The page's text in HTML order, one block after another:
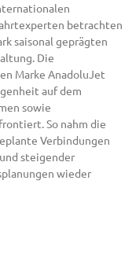
betrachten
saisonal geprägten
Die
Marke AnadoluJet
auf dem
sowie
So nahm die
Verbindungen
steigender
wieder